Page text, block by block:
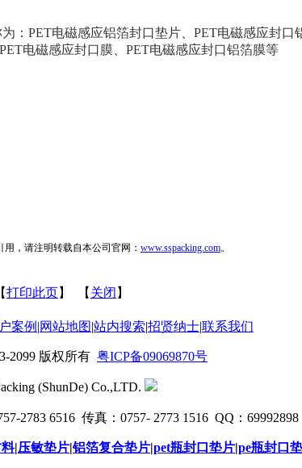
： PET电磁感应铝箔封口垫片、 PET电磁感应封口
PET电磁感应封口膜、 PET电磁感应封口铝箔膜等
，请注明转载自本公司官网： www.sspacking.com。
打印此页】 【 关闭 】
案例 |网站地图|站内搜索|招贤纳士|联系我们
2099 版权所有 粤ICP备09069870号
(ShunDe) Co.,LTD.
2783 6516 传真：0757- 2773 1516 QQ：69992898
|压敏垫片|铝箔复合垫片|pet瓶封口垫片|pe瓶封口